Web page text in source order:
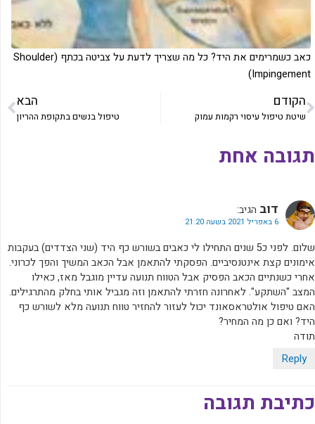
כאב כשמרימים את היד? כל מה שצריך לדעת על צביטה בכתף (Shoulder
Impingement)
הקודם
שיטת טיפול עיסוי רקמות עמוק
הבא
טיפול בנשים בתקופת ההריון
תגובה אחת
דוב הגיב:
6 באפריל 2021 בשעה 21:20
שלום. לפני כ5 שנים התחילו לי כאבים בשורש כף היד (שני הצדדים) בעקבות
אימונים קצת אינטנסיביים. הפסקתי להתאמן אבל הכאב המשיך והפך לכרוני.
אחרי כשנתיים הכאב הפסיק אבל הטווח תנועה עדיין מוגבל מאז, כאילו
המצב "השתקע". לאחרונה חזרתי להתאמן וזה מגביל אותי בחלק מהתרגילים.
האם טיפול אולטראסאונד יכול לעזור להחזיר טווח תנועה מלא לשורש כף
היד? ואם כן מה המחיר?
תודה
Reply
כתיבת תגובה